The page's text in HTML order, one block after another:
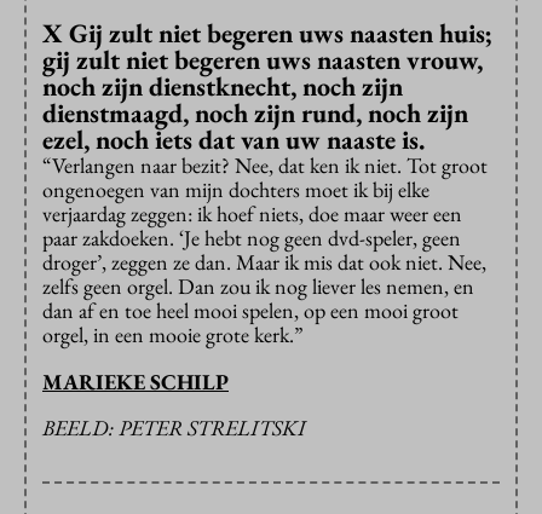
X Gij zult niet begeren uws naasten huis;
gij zult niet begeren uws naasten vrouw,
noch zijn dienstknecht, noch zijn
dienstmaagd, noch zijn rund, noch zijn
ezel, noch iets dat van uw naaste is.
“Verlangen naar bezit? Nee, dat ken ik niet. Tot groot
ongenoegen van mijn dochters moet ik bij elke
verjaardag zeggen: ik hoef niets, doe maar weer een
paar zakdoeken. ‘Je hebt nog geen dvd-speler, geen
droger’, zeggen ze dan. Maar ik mis dat ook niet. Nee,
zelfs geen orgel. Dan zou ik nog liever les nemen, en
dan af en toe heel mooi spelen, op een mooi groot
orgel, in een mooie grote kerk.”
MARIEKE SCHILP
BEELD: PETER STRELITSKI